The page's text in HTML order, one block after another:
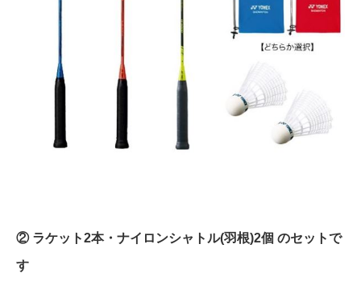
② ラケット2本・ナイロンシャトル(羽根)2個 のセットで
す